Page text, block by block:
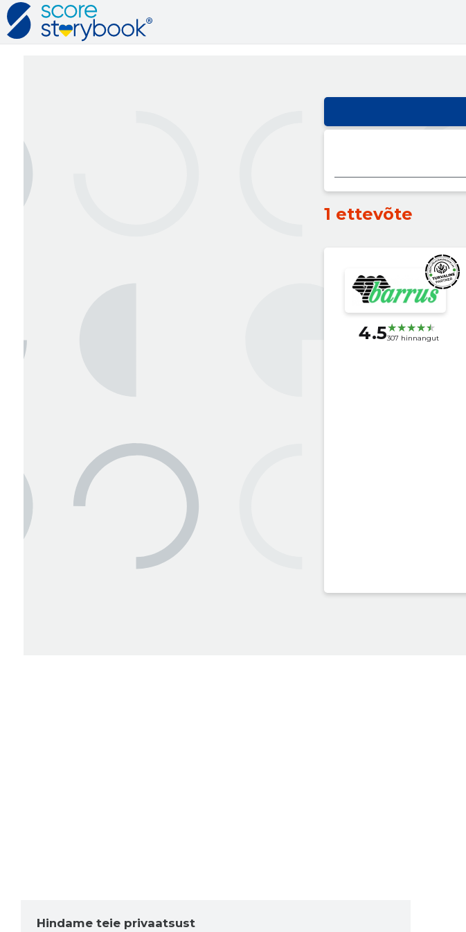
1 ettevõte
4.5307 hinnangut
Hindame teie privaatsust